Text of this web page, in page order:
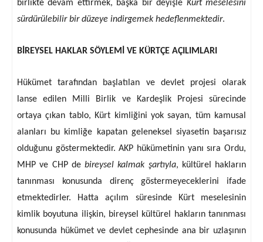
birlikte devam ettirmek, başka bir deyişle Kürt meselesini
sürdürülebilir bir düzeye indirgemek hedeflenmektedir.
BİREYSEL HAKLAR SÖYLEMİ VE KÜRTÇE AÇILIMLARI
Hükümet tarafından başlatılan ve devlet projesi olarak
lanse edilen Milli Birlik ve Kardeşlik Projesi sürecinde
ortaya çıkan tablo, Kürt kimliğini yok sayan, tüm kamusal
alanları bu kimliğe kapatan geleneksel siyasetin başarısız
olduğunu göstermektedir. AKP hükümetinin yanı sıra Ordu,
MHP ve CHP de bireysel kalmak şartıyla, kültürel hakların
tanınması konusunda direnç göstermeyeceklerini ifade
etmektedirler. Hatta açılım süresinde Kürt meselesinin
kimlik boyutuna ilişkin, bireysel kültürel hakların tanınması
konusunda hükümet ve devlet cephesinde ana bir uzlaşının